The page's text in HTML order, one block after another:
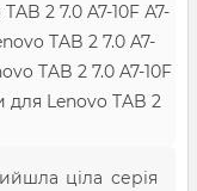
2 7.0 A7-10F А7-
TAB 2 7.0 A7-
TAB 2 7.0 A7-10F
Lenovo TAB 2
ціла серія